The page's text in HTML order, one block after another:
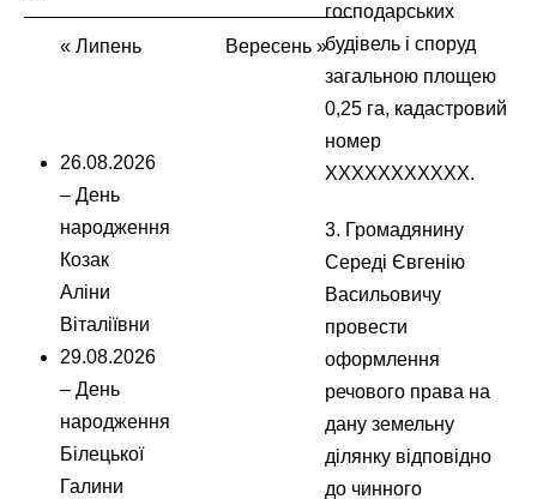
господарських
будівель і споруд
загальною площею
0,25 га, кадастровий
номер
XXXXXXXXXXX.
3. Громадянину
Середі Євгенію
Васильовичу
провести
оформлення
речового права на
дану земельну
ділянку відповідно
до чинного
« Липень Вересень »
26.08.2026
– День
народження
Козак
Аліни
Віталіївни
29.08.2026
– День
народження
Білецької
Галини